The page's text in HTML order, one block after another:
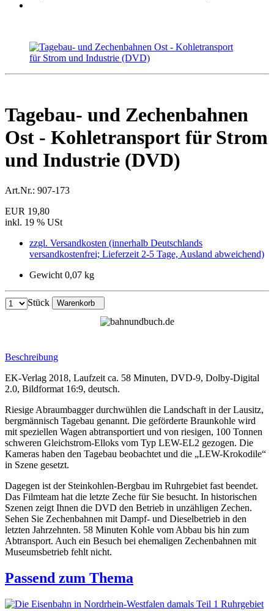
Tagebau- und Zechenbahnen
Ost - Kohletransport für Strom
und Industrie (DVD)
Art.Nr.: 907-173
EUR 19,80
inkl. 19 % USt
zzgl. Versandkosten (innerhalb Deutschlands
versandkostenfrei; Lieferzeit 2-5 Tage, Ausland abweichend)
Gewicht 0,07 kg
Stück Warenkorb
Beschreibung
EK-Verlag 2018, Laufzeit ca. 58 Minuten, DVD-9, Dolby-Digital
2.0, Bildformat 16:9, deutsch.
Riesige Abraum­bagger durchwühlen die Landschaft in der Lausitz,
berg­männisch Tagebau genannt. Die geförderte Braun­kohle wird
mit speziellen Wagen abtrans­portiert und von riesigen, 100 Tonnen
schweren Gleichstrom-Elloks vom Typ LEW-EL2 gezogen. Die
Kameras haben den Tagebau beobachtet und die „LEW-Krokodile“
in Szene gesetzt.
Dagegen ist der Steinkohlen-Bergbau im Ruhrgebiet fast beendet.
Das Filmteam hat die letzte Zeche für Sie besucht. In historischen
Szenen zeigt Ihnen die DVD den Betrieb in unzähligen Zechen.
Sehen Sie Zechen­bahnen mit Dampf- und Diesel­betrieb in den
letzten Jahrzehnten. 58 Minuten Kohle vom Abbau bis hin zum
Abtransport. Auch ein Besuch bei ehemaligen Zechen­bahnen mit
Museumsbetrieb fehlt nicht.
Passend zum Thema